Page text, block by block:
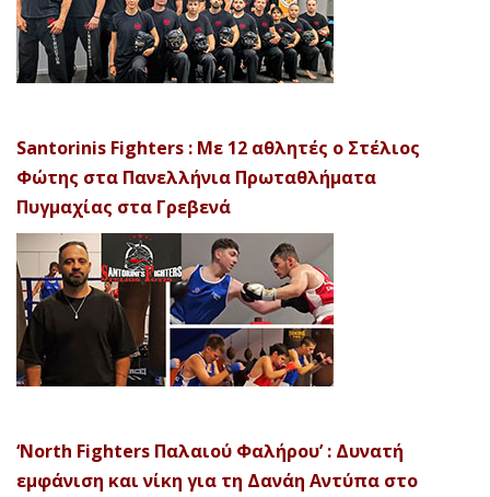
Santorinis Fighters : Με 12 αθλητές ο Στέλιος
Φώτης στα Πανελλήνια Πρωταθλήματα
Πυγμαχίας στα Γρεβενά
‘North Fighters Παλαιού Φαλήρου’ : Δυνατή
εμφάνιση και νίκη για τη Δανάη Αντύπα στο